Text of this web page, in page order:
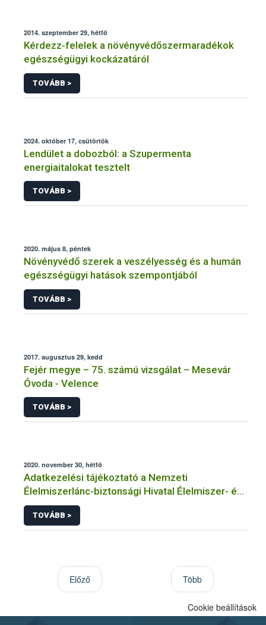
2014. szeptember 29, hétfő
Kérdezz-felelek a növényvédőszermaradékok
egészségügyi kockázatáról
TOVÁBB >
2024. október 17, csütörtök
Lendület a dobozból: a Szupermenta
energiaitalokat tesztelt
TOVÁBB >
2020. május 8, péntek
Növényvédő szerek a veszélyesség és a humán
egészségügyi hatások szempontjából
TOVÁBB >
2017. augusztus 29, kedd
Fejér megye – 75. számú vizsgálat – Mesevár
Óvoda - Velence
TOVÁBB >
2020. november 30, hétfő
Adatkezelési tájékoztató a Nemzeti
Élelmiszerlánc-biztonsági Hivatal Élelmiszer- és
Takarmánybiztonsági Igazgatósága közhatalmi
eljárásaihoz kapcsolódó adatkezeléséhez
TOVÁBB >
Előző Több
Cookie beállítások